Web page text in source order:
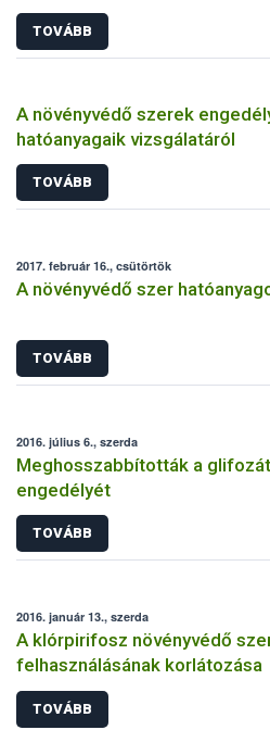
TOVÁBB
A növényvédő szerek
hatóanyagaik vizsgálatáról
TOVÁBB
2017. február 16., csütörtök
A növényvédő szer
TOVÁBB
2016. július 6., szerda
Meghosszabbították a
engedélyét
TOVÁBB
2016. január 13., szerda
A klórpirifosz növényvédő
felhasználásának korlátozása
TOVÁBB